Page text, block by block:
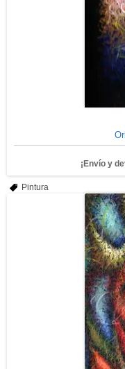
¡Envío y
Pintura